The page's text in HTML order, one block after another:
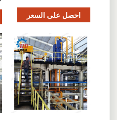
احصل على السعر